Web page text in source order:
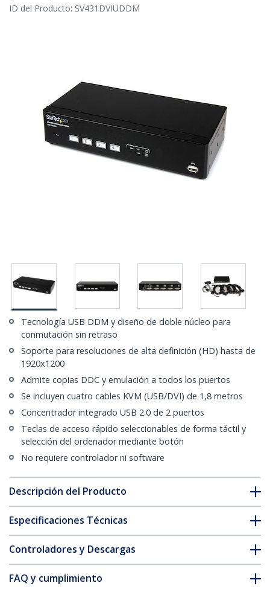
ID del Producto: SV431DVIUDDM
Tecnología USB DDM y diseño de doble núcleo para
conmutación sin retraso
Soporte para resoluciones de alta definición (HD) hasta de
1920x1200
Admite copias DDC y emulación a todos los puertos
Se incluyen cuatro cables KVM (USB/DVI) de 1,8 metros
Concentrador integrado USB 2.0 de 2 puertos
Teclas de acceso rápido seleccionables de forma táctil y
selección del ordenador mediante botón
No requiere controlador ni software
Descripción del Producto
Especificaciones Técnicas
Controladores y Descargas
FAQ y cumplimiento